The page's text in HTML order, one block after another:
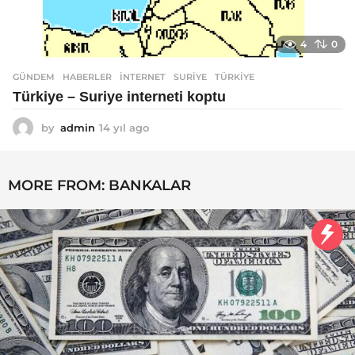
4 0
GÜNDEM ,HABERLER INTERNET ,SURIYE ,TÜRKIYE
Türkiye – Suriye interneti koptu
by admin 14 yıl ago
l
g
o
MORE FROM: BANKALAR